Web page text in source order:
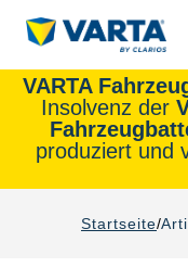
VARTA
Insolvenz der
produziert und
Startseite